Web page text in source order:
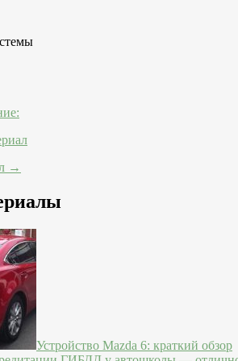
→
Устройство Mazda 6: краткий обзор